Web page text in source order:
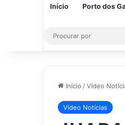
Início Porto dos
Início /Vídeo
Vídeo Notícias